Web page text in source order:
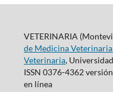
VETERINARIA
de Medicina
Veterinaria,
ISSN 0376-4362
en línea